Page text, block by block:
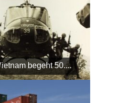
begeht 50....